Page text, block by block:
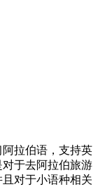
拉伯语，支持英
于去阿拉伯旅游
对于小语种相关